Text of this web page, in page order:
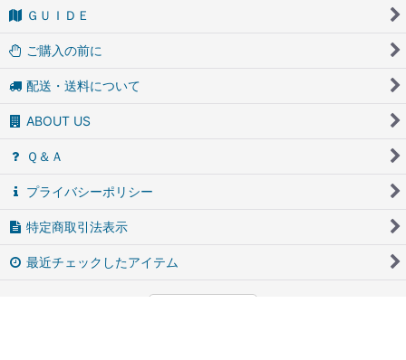
ＧＵＩＤＥ
ご購入の前に
配送・送料について
ABOUT US
Ｑ＆Ａ
プライバシーポリシー
特定商取引法表示
最近チェックしたアイテム